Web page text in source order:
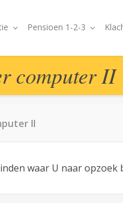
Pensioen 1-2-3
computer II
II
waar U naar opzoek